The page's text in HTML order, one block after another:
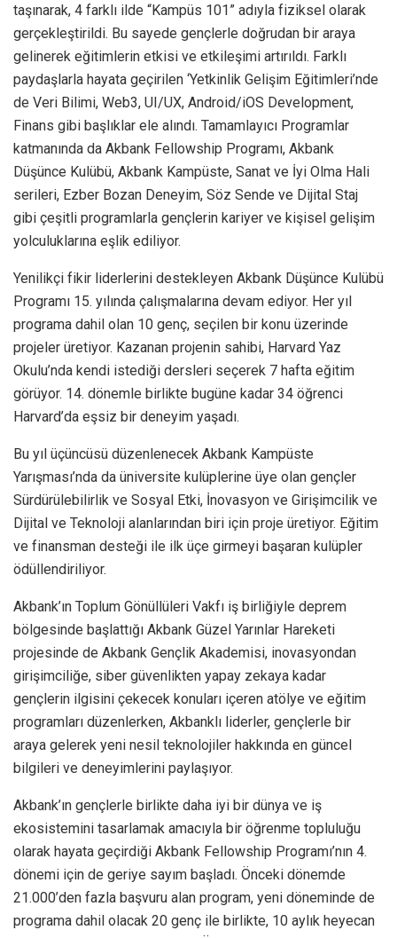
taşınarak, 4 farklı ilde “Kampüs 101” adıyla fiziksel olarak
gerçekleştirildi. Bu sayede gençlerle doğrudan bir araya
gelinerek eğitimlerin etkisi ve etkileşimi artırıldı. Farklı
paydaşlarla hayata geçirilen ‘Yetkinlik Gelişim Eğitimleri’nde
de Veri Bilimi, Web3, UI/UX, Android/iOS Development,
Finans gibi başlıklar ele alındı. Tamamlayıcı Programlar
katmanında da Akbank Fellowship Programı, Akbank
Düşünce Kulübü, Akbank Kampüste, Sanat ve İyi Olma Hali
serileri, Ezber Bozan Deneyim, Söz Sende ve Dijital Staj
gibi çeşitli programlarla gençlerin kariyer ve kişisel gelişim
yolculuklarına eşlik ediliyor.
Yenilikçi fikir liderlerini destekleyen Akbank Düşünce Kulübü
Programı 15. yılında çalışmalarına devam ediyor. Her yıl
programa dahil olan 10 genç, seçilen bir konu üzerinde
projeler üretiyor. Kazanan projenin sahibi, Harvard Yaz
Okulu’nda kendi istediği dersleri seçerek 7 hafta eğitim
görüyor. 14. dönemle birlikte bugüne kadar 34 öğrenci
Harvard’da eşsiz bir deneyim yaşadı.
Bu yıl üçüncüsü düzenlenecek Akbank Kampüste
Yarışması’nda da üniversite kulüplerine üye olan gençler
Sürdürülebilirlik ve Sosyal Etki, İnovasyon ve Girişimcilik ve
Dijital ve Teknoloji alanlarından biri için proje üretiyor. Eğitim
ve finansman desteği ile ilk üçe girmeyi başaran kulüpler
ödüllendiriliyor.
Akbank’ın Toplum Gönüllüleri Vakfı iş birliğiyle deprem
bölgesinde başlattığı Akbank Güzel Yarınlar Hareketi
projesinde de Akbank Gençlik Akademisi, inovasyondan
girişimciliğe, siber güvenlikten yapay zekaya kadar
gençlerin ilgisini çekecek konuları içeren atölye ve eğitim
programları düzenlerken, Akbanklı liderler, gençlerle bir
araya gelerek yeni nesil teknolojiler hakkında en güncel
bilgileri ve deneyimlerini paylaşıyor.
Akbank’ın gençlerle birlikte daha iyi bir dünya ve iş
ekosistemini tasarlamak amacıyla bir öğrenme topluluğu
olarak hayata geçirdiği Akbank Fellowship Programı’nın 4.
dönemi için de geriye sayım başladı. Önceki dönemde
21.000’den fazla başvuru alan program, yeni döneminde de
programa dahil olacak 20 genç ile birlikte, 10 aylık heyecan